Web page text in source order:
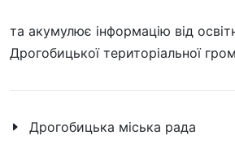
та акумулює інформацію від
Дрогобицької територіальної
Дрогобицька міська рада